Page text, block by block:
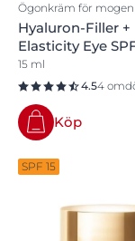
Ögonkräm för
Hyaluron-Filler +
Elasticity Eye
15 ml
4.54
Köp
SPF 15